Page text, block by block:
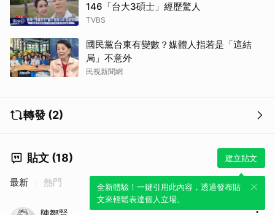
146「台大3碩士」經歷驚人
TVBS
國民黨台東有變數？媒體人指若是「這結
局」不意外
民視新聞網
轉發 (2)
貼文 (18) 建立貼文
全新體驗！一鍵引用此內容，透過發布貼
文來輕鬆表達個人立場。
最新 熱門